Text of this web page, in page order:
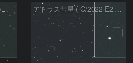
アトラス彗星 (C/2024J3)：2026/08/05 アトラス彗星 ( C/2022 E2 )：2026/07/27